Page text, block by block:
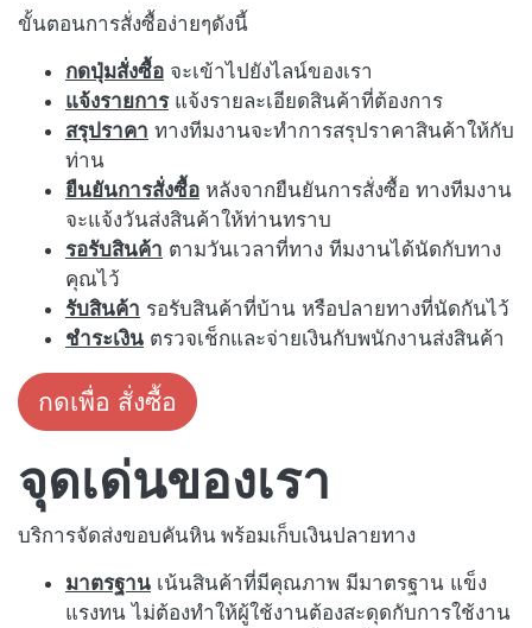
ขั้นตอนการสั่งซื้อง่ายๆดังนี้
กดปุ่มสั่งซื้อ จะเข้าไปยังไลน์ของเรา
แจ้งรายการแจ้งรายละเอียดสินค้าที่ต้องการ
สรุปราคา ทางทีมงานจะทำการสรุปราคาสินค้าให้กับ
ท่าน
ยืนยันการสั่งซื้อ หลังจากยืนยันการสั่งซื้อ ทางทีมงาน
จะแจ้งวันส่งสินค้าให้ท่านทราบ
รอรับสินค้า ตามวันเวลาที่ทาง ทีมงานได้นัดกับทาง
คุณไว้
รับสินค้า รอรับสินค้าที่บ้าน หรือปลายทางที่นัดกันไว้
ชำระเงิน ตรวจเช็กและจ่ายเงินกับพนักงานส่งสินค้า
กดเพื่อ สั่งซื้อ
จุดเด่นของเรา
บริการจัดส่งขอบคันหิน พร้อมเก็บเงินปลายทาง
มาตรฐาน เน้นสินค้าที่มีคุณภาพ มีมาตรฐาน แข็ง
แรงทน ไม่ต้องทำให้ผู้ใช้งานต้องสะดุดกับการใช้งาน